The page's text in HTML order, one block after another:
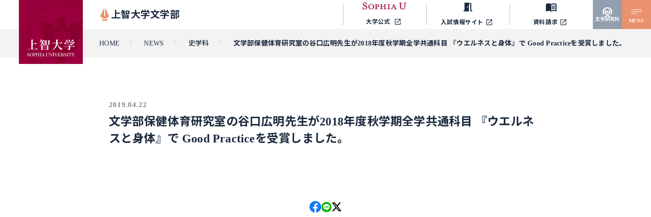
上智大学文学部
大学公式 入試情報サイト 資料請求 文学研究科 MENU
HOME NEWS 史学科 文学部保健体育研究室の谷口広明先生が2018年度秋学期全学共通科目 『ウエルネスと身体』で Good Practiceを受賞しました。
2019.04.22
文学部保健体育研究室の谷口広明先生が2018年度秋学期全学共通科目 『ウエルネ
スと身体』で Good Practiceを受賞しました。